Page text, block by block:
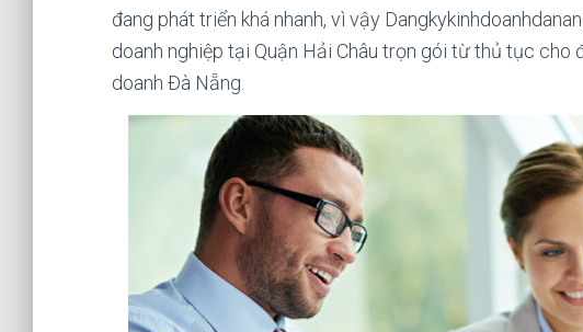
đang phát triển khá nhanh, vì vậy
doanh nghiệp tại Quận Hải Châu trọn gói từ thủ tục cho
doanh Đà Nẵng.